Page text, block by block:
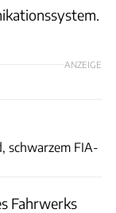
ANZEIGE
schwarzem FIA-
Fahrwerks